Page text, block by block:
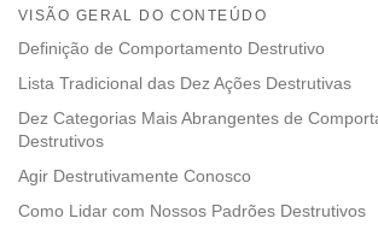
on
facebook
VISÃO GERAL DO CONTEÚDO
Definição de Comportamento Destrutivo
Lista Tradicional das Dez Ações Destrutivas
Dez Categorias Mais Abrangentes de
Destrutivos
Agir Destrutivamente Conosco
Como Lidar com Nossos Padrões Destrutivos